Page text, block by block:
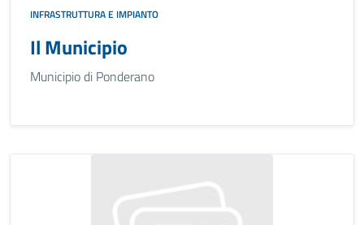
INFRASTRUTTURA E IMPIANTO
Il Municipio
Municipio di Ponderano